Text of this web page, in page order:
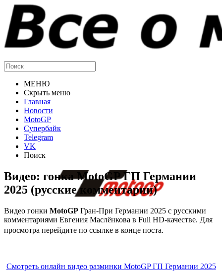
МЕНЮ
Скрыть меню
Главная
Новости
MotoGP
Супербайк
Telegram
VK
Поиск
Видео: гонка MotoGP ГП Германии
2025 (русские комментарии)
Видео гонки MotoGP Гран-При Германии 2025 с русскими
комментариями Евгения Маслёнкова в Full HD-качестве. Для
просмотра перейдите по ссылке в конце поста.
Смотреть онлайн видео разминки MotoGP ГП Германии 2025